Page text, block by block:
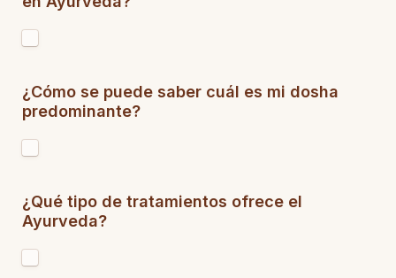
¿Cómo se puede saber cuál es mi dosha
predominante?
¿Qué tipo de tratamientos ofrece el
Ayurveda?